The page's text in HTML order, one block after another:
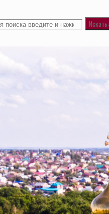
Искать:
ЧЕБОКСАРСКИЙ И
И ТРЕБЫ
ХРАМА